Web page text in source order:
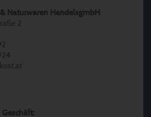
Naturwaren HandelsgmbH
2